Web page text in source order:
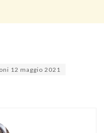
12 maggio 2021